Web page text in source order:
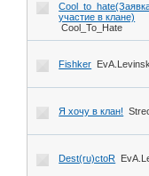
участие в клане)
Cool_To_Hate
Fishker
Я хочу в клан!
Dest(ru)ctoR